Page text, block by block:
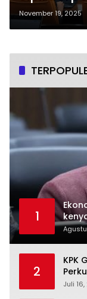
November 19, 2025
1
2
KPK
Juli